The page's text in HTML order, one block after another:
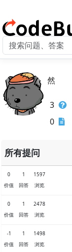
然
3
0
所有提问
0
价值
1
回答
1597
浏览
0
价值
1
回答
2478
浏览
-1
价值
1
回答
1498
浏览